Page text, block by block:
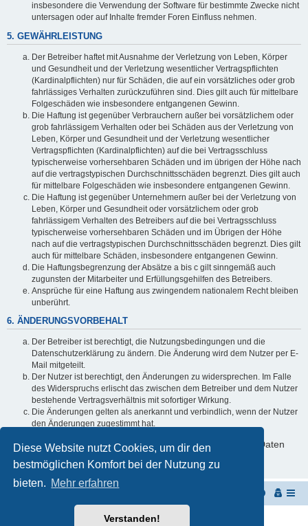
Diese Website nutzt Cookies, um dir den
bestmöglichen Komfort bei der Nutzung zu
bieten. Mehr erfahren
Verstanden!
insbesondere die Verwendung der Software für bestimmte Zwecke nicht
untersagen oder auf Inhalte fremder Foren Einfluss nehmen.
5. GEWÄHRLEISTUNG
Der Betreiber haftet mit Ausnahme der Verletzung von Leben, Körper
und Gesundheit und der Verletzung wesentlicher Vertragspflichten
(Kardinalpflichten) nur für Schäden, die auf ein vorsätzliches oder grob
fahrlässiges Verhalten zurückzuführen sind. Dies gilt auch für mittelbare
Folgeschäden wie insbesondere entgangenen Gewinn.
Die Haftung ist gegenüber Verbrauchern außer bei vorsätzlichem oder
grob fahrlässigem Verhalten oder bei Schäden aus der Verletzung von
Leben, Körper und Gesundheit und der Verletzung wesentlicher
Vertragspflichten (Kardinalpflichten) auf die bei Vertragsschluss
typischerweise vorhersehbaren Schäden und im übrigen der Höhe nach
auf die vertragstypischen Durchschnittsschäden begrenzt. Dies gilt auch
für mittelbare Folgeschäden wie insbesondere entgangenen Gewinn.
Die Haftung ist gegenüber Unternehmern außer bei der Verletzung von
Leben, Körper und Gesundheit oder vorsätzlichem oder grob
fahrlässigem Verhalten des Betreibers auf die bei Vertragsschluss
typischerweise vorhersehbaren Schäden und im Übrigen der Höhe
nach auf die vertragstypischen Durchschnittsschäden begrenzt. Dies gilt
auch für mittelbare Schäden, insbesondere entgangenen Gewinn.
Die Haftungsbegrenzung der Absätze a bis c gilt sinngemäß auch
zugunsten der Mitarbeiter und Erfüllungsgehilfen des Betreibers.
Ansprüche für eine Haftung aus zwingendem nationalem Recht bleiben
unberührt.
6. ÄNDERUNGSVORBEHALT
Der Betreiber ist berechtigt, die Nutzungsbedingungen und die
Datenschutzerklärung zu ändern. Die Änderung wird dem Nutzer per E-
Mail mitgeteilt.
Der Nutzer ist berechtigt, den Änderungen zu widersprechen. Im Falle
des Widerspruchs erlischt das zwischen dem Betreiber und dem Nutzer
bestehende Vertragsverhältnis mit sofortiger Wirkung.
Die Änderungen gelten als anerkannt und verbindlich, wenn der Nutzer
den Änderungen zugestimmt hat.
Informationen über den Umgang mit deinen persönlichen Daten
sind in der Datenschutzerklärung enthalten.
Powered byphpBB® Forum Software © phpBB Limited